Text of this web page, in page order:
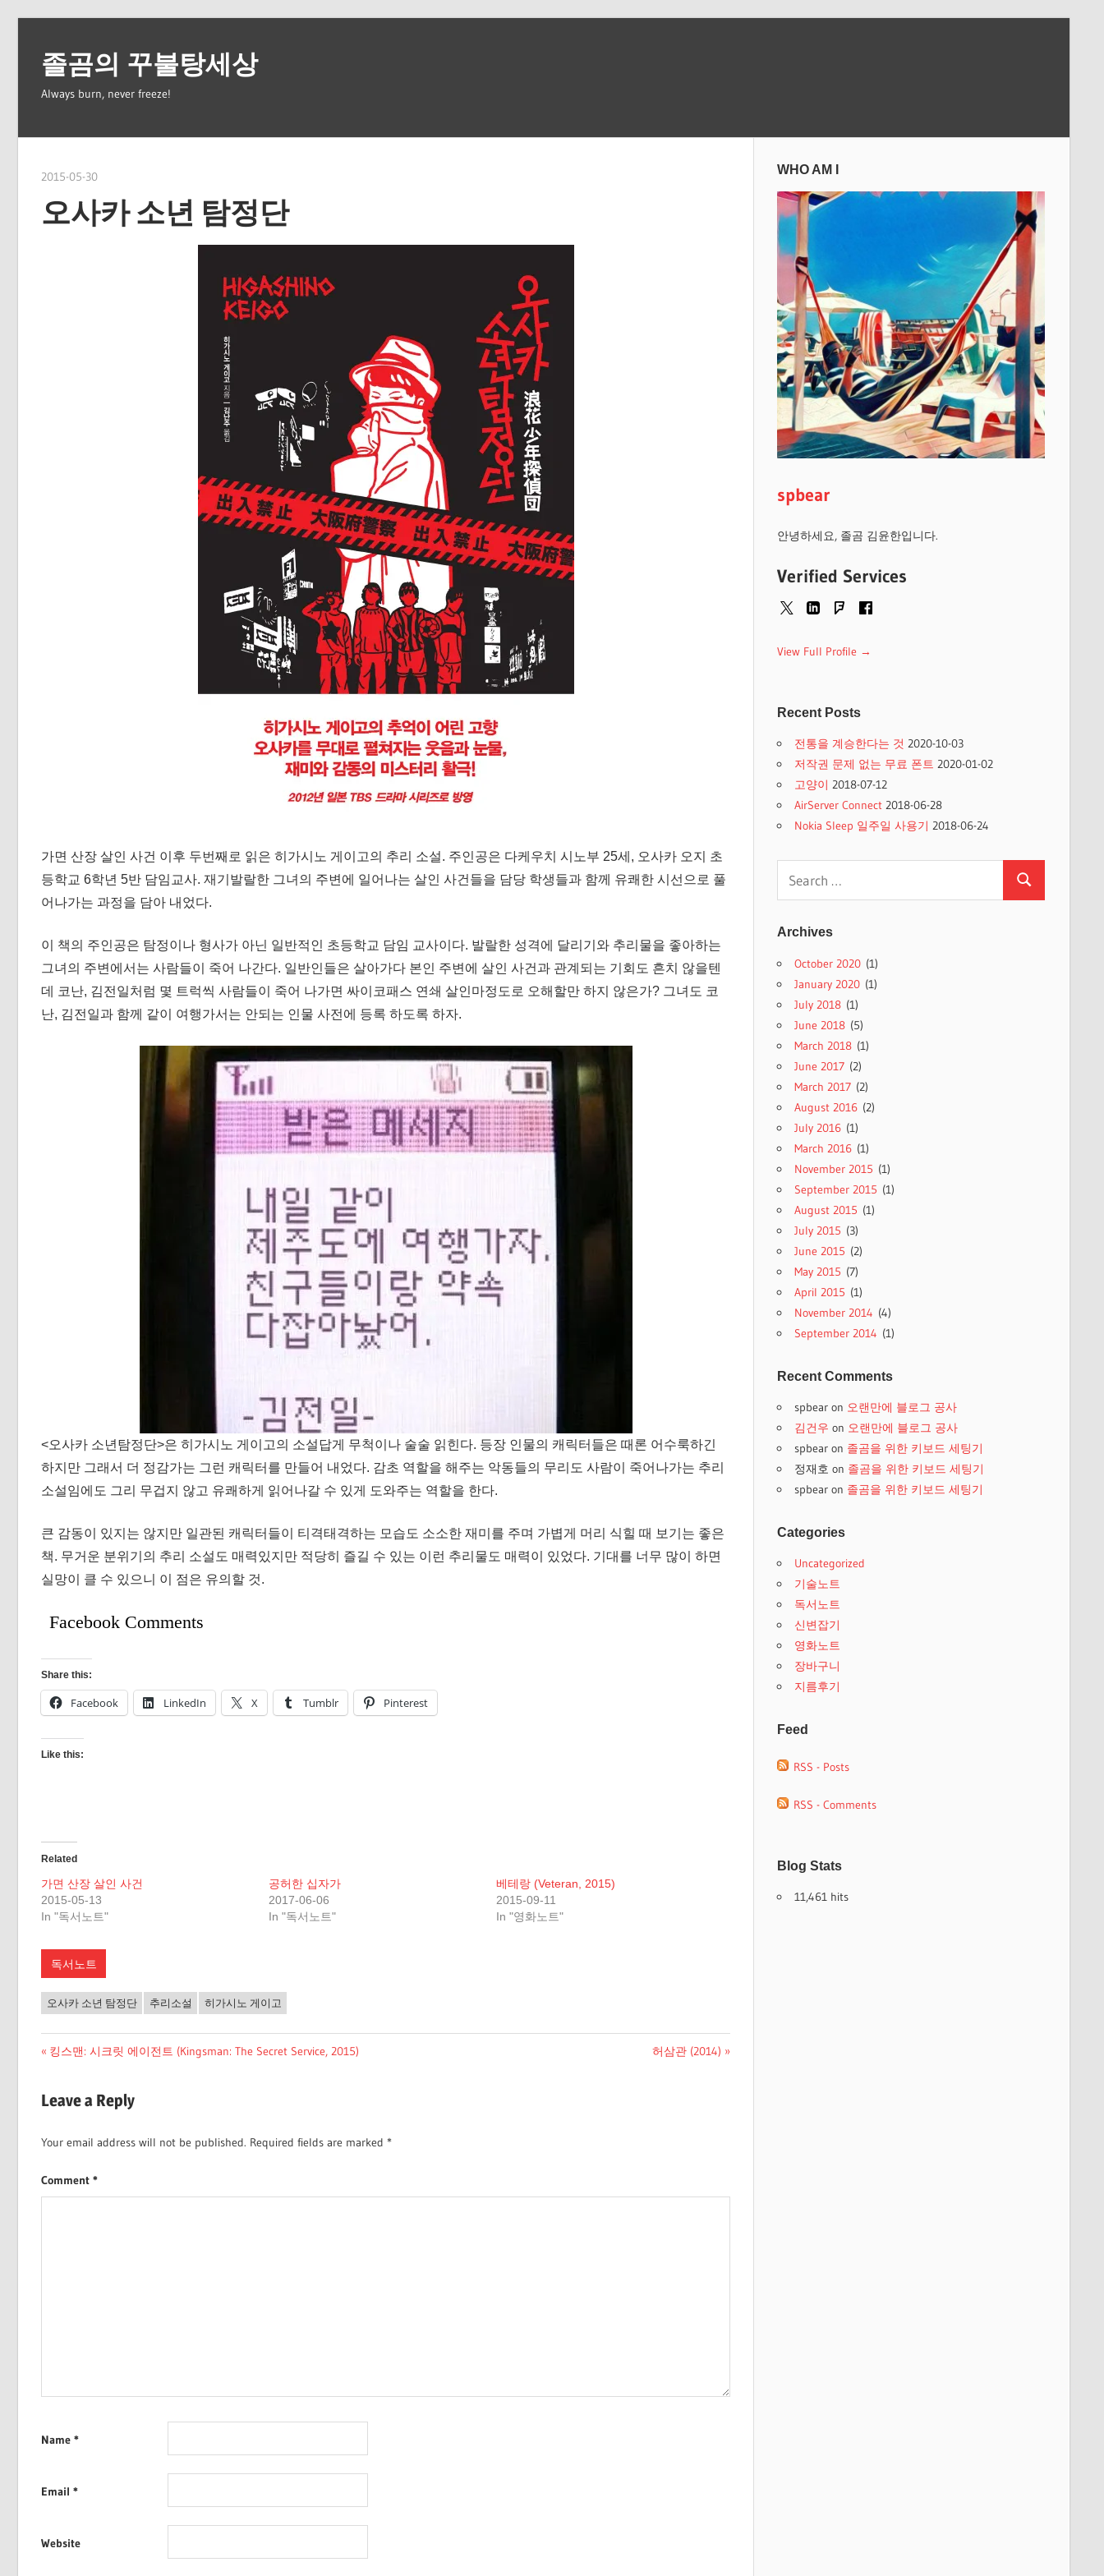
content졸곰의 꾸불탕세상
Always burn, never freeze!
2015-05-30
오사카 소년 탐정단
가면 산장 살인 사건 이후 두번째로 읽은 히가시노 게이고의 추리 소설. 주인공은 다케우치 시노부 25세, 오사카 오지 초
등학교 6학년 5반 담임교사. 재기발랄한 그녀의 주변에 일어나는 살인 사건들을 담당 학생들과 함께 유쾌한 시선으로 풀
어나가는 과정을 담아 내었다.
이 책의 주인공은 탐정이나 형사가 아닌 일반적인 초등학교 담임 교사이다. 발랄한 성격에 달리기와 추리물을 좋아하는
그녀의 주변에서는 사람들이 죽어 나간다. 일반인들은 살아가다 본인 주변에 살인 사건과 관계되는 기회도 흔치 않을텐
데 코난, 김전일처럼 몇 트럭씩 사람들이 죽어 나가면 싸이코패스 연쇄 살인마정도로 오해할만 하지 않은가? 그녀도 코
난, 김전일과 함께 같이 여행가서는 안되는 인물 사전에 등록 하도록 하자.
<오사카 소년탐정단>은 히가시노 게이고의 소설답게 무척이나 술술 읽힌다. 등장 인물의 캐릭터들은 때론 어수룩하긴
하지만 그래서 더 정감가는 그런 캐릭터를 만들어 내었다. 감초 역할을 해주는 악동들의 무리도 사람이 죽어나가는 추리
소설임에도 그리 무겁지 않고 유쾌하게 읽어나갈 수 있게 도와주는 역할을 한다.
큰 감동이 있지는 않지만 일관된 캐릭터들이 티격태격하는 모습도 소소한 재미를 주며 가볍게 머리 식힐 때 보기는 좋은
책. 무거운 분위기의 추리 소설도 매력있지만 적당히 즐길 수 있는 이런 추리물도 매력이 있었다. 기대를 너무 많이 하면
실망이 클 수 있으니 이 점은 유의할 것.
Facebook Comments
Share this:
Facebook LinkedIn X Tumblr Pinterest
Like this:
Related
가면 산장 살인 사건
2015-05-13
In "독서노트"
공허한 십자가
2017-06-06
In "독서노트"
베테랑 (Veteran, 2015)
2015-09-11
In "영화노트"
독서노트
오사카 소년 탐정단 추리소설 히가시노 게이고
Post
navigation
Previous
킹스맨: 시크릿 에이전트 (Kingsman: The Secret Service, 2015)
Next
허삼관 (2014)
Leave a Reply
Your email address will not be published. Required fields are marked*
Comment*
Name*
Email*
Website
WHO AM I
spbear
안녕하세요, 졸곰 김윤한입니다.
Verified Services
View Full Profile →
Recent Posts
전통을 계승한다는 것 2020-10-03
저작권 문제 없는 무료 폰트 2020-01-02
고양이 2018-07-12
AirServer Connect 2018-06-28
Nokia Sleep 일주일 사용기 2018-06-24
for:
Search
Archives
October 2020(1)
January 2020(1)
July 2018(1)
June 2018(5)
March 2018(1)
June 2017(2)
March 2017(2)
August 2016(2)
July 2016(1)
March 2016(1)
November 2015 (1)
September 2015 (1)
August 2015 (1)
July 2015 (3)
June 2015 (2)
May 2015 (7)
April 2015 (1)
November 2014 (4)
September 2014 (1)
Recent Comments
spbearon 오랜만에 블로그 공사
김건우 on 오랜만에 블로그 공사
spbearon 졸곰을 위한 키보드 세팅기
정재호 on 졸곰을 위한 키보드 세팅기
spbearon 졸곰을 위한 키보드 세팅기
Categories
Uncategorized
기술노트
독서노트
신변잡기
영화노트
장바구니
지름후기
Feed
RSS - Posts
RSS - Comments
Blog Stats
11,461 hits